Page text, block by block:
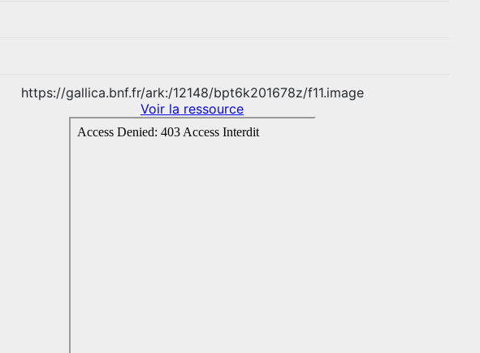
https://gallica.bnf.fr/ark:/12148/bpt6k201678z/f11.image
Voir la ressource